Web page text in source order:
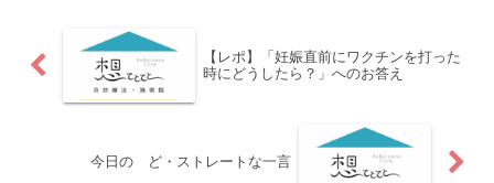
【レポ】「妊娠直前にワクチンを打った
時にどうしたら？」へのお答え
今日の ど・ストレートな一言